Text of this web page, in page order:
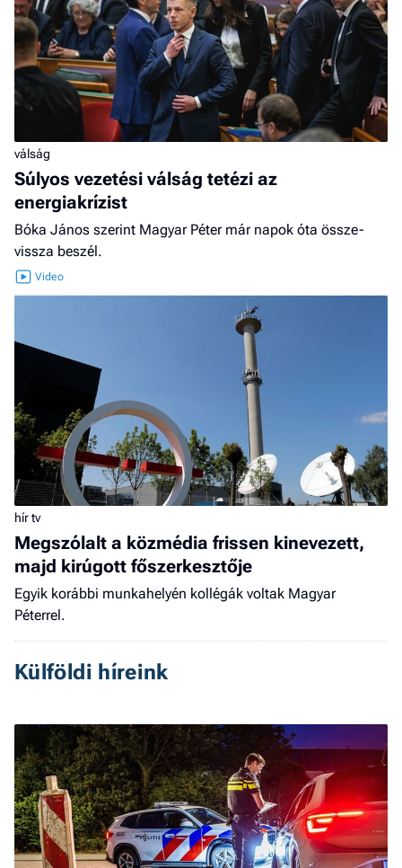
válság
Súlyos vezetési válság tetézi az
energiakrízist
Bóka János szerint Magyar Péter már napok óta össze-
vissza beszél.
hír tv
Megszólalt a közmédia frissen kinevezett,
majd kirúgott főszerkesztője
Egyik korábbi munkahelyén kollégák voltak Magyar
Péterrel.
Külföldi híreink